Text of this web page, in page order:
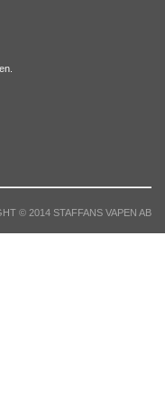
© 2014 STAFFANS VAPEN AB